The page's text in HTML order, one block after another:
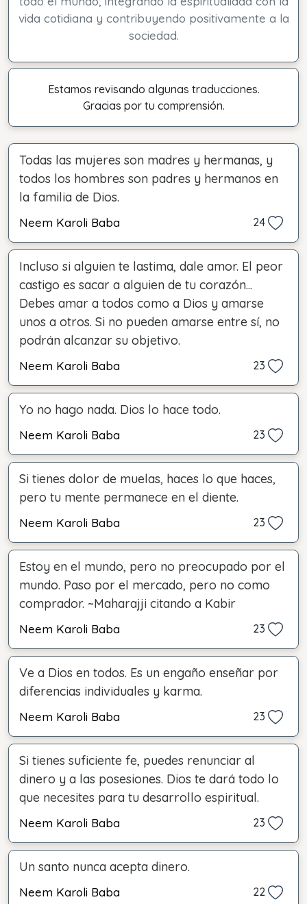
vida cotidiana y contribuyendo positivamente a la
sociedad.
Estamos revisando algunas traducciones.
Gracias por tu comprensión.
Todas las mujeres son madres y hermanas, y
todos los hombres son padres y hermanos en
la familia de Dios.
Neem Karoli Baba 24
Incluso si alguien te lastima, dale amor. El peor
castigo es sacar a alguien de tu corazón...
Debes amar a todos como a Dios y amarse
unos a otros. Si no pueden amarse entre sí, no
podrán alcanzar su objetivo.
Neem Karoli Baba 23
Yo no hago nada. Dios lo hace todo.
Neem Karoli Baba 23
Si tienes dolor de muelas, haces lo que haces,
pero tu mente permanece en el diente.
Neem Karoli Baba 23
Estoy en el mundo, pero no preocupado por el
mundo. Paso por el mercado, pero no como
comprador. ~Maharajji citando a Kabir
Neem Karoli Baba 23
Ve a Dios en todos. Es un engaño enseñar por
diferencias individuales y karma.
Neem Karoli Baba 23
Si tienes suficiente fe, puedes renunciar al
dinero y a las posesiones. Dios te dará todo lo
que necesites para tu desarrollo espiritual.
Neem Karoli Baba 23
Un santo nunca acepta dinero.
Neem Karoli Baba 22